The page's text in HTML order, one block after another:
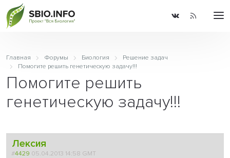
Главная Форумы Биология
Решение задач
Помогите решить генетическую задачу!!!
Помогите решить
генетическую задачу!!!
Лексия
#4429 05.04.2013 14:58 GMT